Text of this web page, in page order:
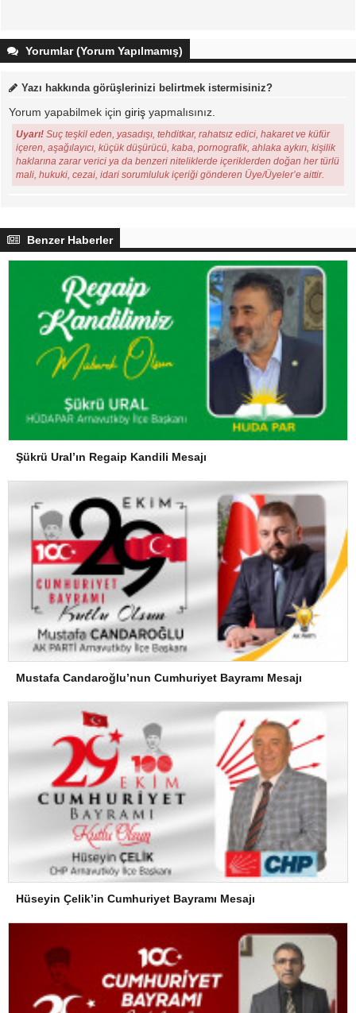
Yorumlar (Yorum Yapılmamış)
Yazı hakkında görüşlerinizi belirtmek istermisiniz?
Yorum yapabilmek için giriş yapmalısınız.
Uyarı! Suç teşkil eden, yasadışı, tehditkar, rahatsız edici, hakaret ve küfür
içeren, aşağılayıcı, küçük düşürücü, kaba, pornografik, ahlaka aykırı, kişilik
haklarına zarar verici ya da benzeri niteliklerde içeriklerden doğan her türlü
mali, hukuki, cezai, idari sorumluluk içeriği gönderen Üye/Üyeler’e aittir.
Benzer Haberler
Şükrü Ural’ın Regaip Kandili Mesajı
Mustafa Candaroğlu’nun Cumhuriyet Bayramı Mesajı
Hüseyin Çelik’in Cumhuriyet Bayramı Mesajı